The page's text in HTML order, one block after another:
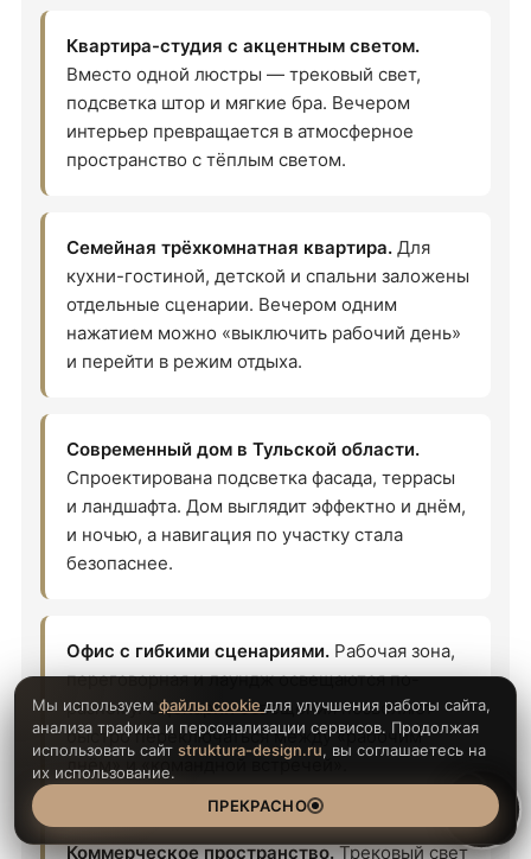
Квартира-студия с акцентным светом.
Вместо одной люстры — трековый свет,
подсветка штор и мягкие бра. Вечером
интерьер превращается в атмосферное
пространство с тёплым светом.
Семейная трёхкомнатная квартира. Для
кухни-гостиной, детской и спальни заложены
отдельные сценарии. Вечером одним
нажатием можно «выключить рабочий день»
и перейти в режим отдыха.
Современный дом в Тульской области.
Спроектирована подсветка фасада, террасы
и ландшафта. Дом выглядит эффектно и днём,
и ночью, а навигация по участку стала
безопаснее.
Офис с гибкими сценариями. Рабочая зона,
переговорная и лаундж освещаются по-
разному. Сценарии освещения позволяют
быстро переключаться между «рабочим
днём» и «командной встречей».
Коммерческое пространство.Трековый свет
Мы используем файлы cookie для улучшения работы сайта,
анализа трафика и персонализации сервисов. Продолжая
использовать сайт struktura-design.ru, вы соглашаетесь на
их использование.
ПРЕКРАСНО